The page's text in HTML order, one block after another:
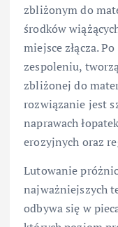
zbliżonym do
środków
miejsce złącza.
zespoleniu,
zbliżonej do
rozwiązanie jest
naprawach
erozyjnych oraz
Lutowanie
najważniejszych
odbywa się w